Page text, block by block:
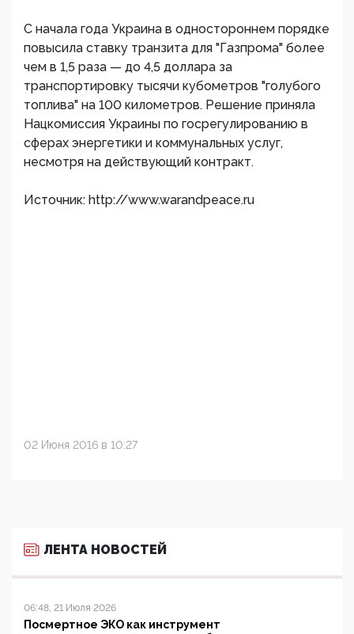
С начала года Украина в одностороннем порядке
повысила ставку транзита для "Газпрома" более
чем в 1,5 раза — до 4,5 доллара за
транспортировку тысячи кубометров "голубого
топлива" на 100 километров. Решение приняла
Нацкомиссия Украины по госрегулированию в
сферах энергетики и коммунальных услуг,
несмотря на действующий контракт.
Источник: http://www.warandpeace.ru
02 Июня 2016 в 10:27
ЛЕНТА НОВОСТЕЙ
06:48, 21 Июля 2026
Посмертное ЭКО как инструмент